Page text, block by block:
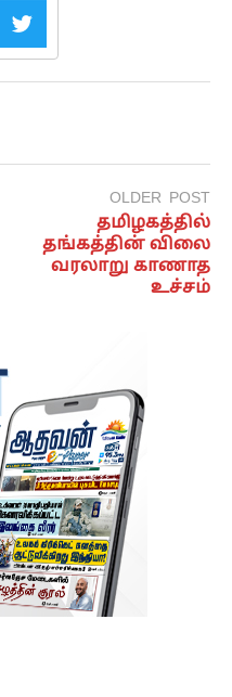
OLDER POST
தமிழகத்தில்
தங்கத்தின் விலை
வரலாறு காணாத
உச்சம்